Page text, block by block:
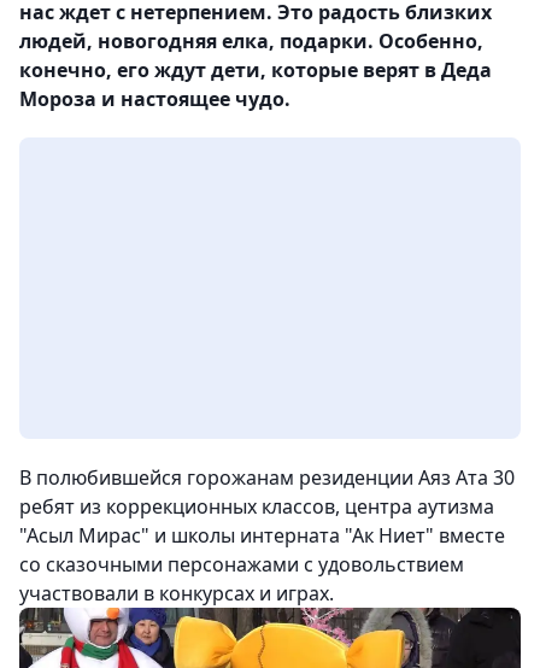
нас ждет с нетерпением. Это радость близких
людей, новогодняя елка, подарки. Особенно,
конечно, его ждут дети, которые верят в Деда
Мороза и настоящее чудо.
В полюбившейся горожанам резиденции Аяз Ата 30
ребят из коррекционных классов, центра аутизма
"Асыл Мирас" и школы интерната "Ак Ниет" вместе
со сказочными персонажами с удовольствием
участвовали в конкурсах и играх.